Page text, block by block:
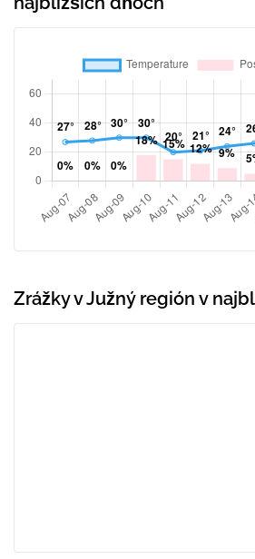
Zrážky v Južný región v